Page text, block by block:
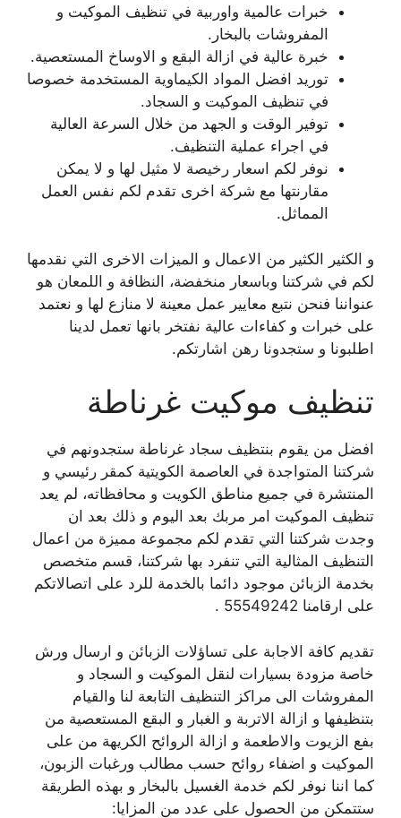
خبرات عالمية واوربية في تنظيف الموكيت و
المفروشات بالبخار.
خبرة عالية في ازالة البقع و الاوساخ المستعصية.
توريد افضل المواد الكيماوية المستخدمة خصوصا
في تنظيف الموكيت و السجاد.
توفير الوقت و الجهد من خلال السرعة العالية
في اجراء عملية التنظيف.
نوفر لكم اسعار رخيصة لا مثيل لها و لا يمكن
مقارنتها مع شركة اخرى تقدم لكم نفس العمل
المماثل.
و الكثير الكثير من الاعمال و الميزات الاخرى التي نقدمها
لكم في شركتنا وباسعار منخفضة، النظافة و اللمعان هو
عنواننا فنحن نتبع معايير عمل معينة لا منازع لها و نعتمد
على خبرات و كفاءات عالية نفتخر بانها تعمل لدينا
اطلبونا و ستجدونا رهن اشارتكم.
تنظيف موكيت غرناطة
افضل من يقوم بنتظيف سجاد غرناطة ستجدونهم في
شركتنا المتواجدة في العاصمة الكويتية كمقر رئيسي و
المنتشرة في جميع مناطق الكويت و محافظاته، لم يعد
تنظيف الموكيت امر مربك بعد اليوم و ذلك بعد ان
وجدت شركتنا التي تقدم لكم مجموعة مميزة من اعمال
التنظيف المثالية التي تنفرد بها شركتنا، قسم متخصص
بخدمة الزبائن موجود دائما بالخدمة للرد على اتصالاتكم
على ارقامنا 55549242 .
تقديم كافة الاجابة على تساؤلات الزبائن و ارسال ورش
خاصة مزودة بسيارات لنقل الموكيت و السجاد و
المفروشات الى مراكز التنظيف التابعة لنا والقيام
بتنظيفها و ازالة الاتربة و الغبار و البقع المستعصية من
بفع الزيوت والاطعمة و ازالة الروائح الكريهة من على
الموكيت و اضفاء روائح حسب مطالب ورغبات الزبون،
كما اننا نوفر لكم خدمة الغسيل بالبخار و بهذه الطريقة
ستتمكن من الحصول على عدد من المزايا: